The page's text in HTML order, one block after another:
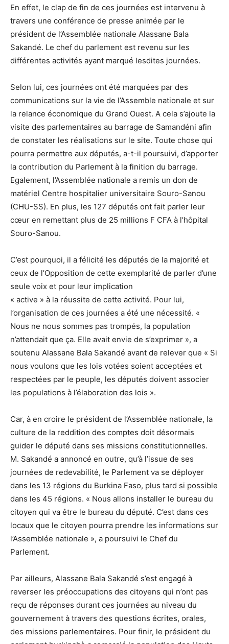
En effet, le clap de fin de ces journées est intervenu à
travers une conférence de presse animée par le
président de l’Assemblée nationale Alassane Bala
Sakandé. Le chef du parlement est revenu sur les
différentes activités ayant marqué lesdites journées.
Selon lui, ces journées ont été marquées par des
communications sur la vie de l’Assemble nationale et sur
la relance économique du Grand Ouest. A cela s’ajoute la
visite des parlementaires au barrage de Samandéni afin
de constater les réalisations sur le site. Toute chose qui
pourra permettre aux députés, a-t-il poursuivi, d’apporter
la contribution du Parlement à la finition du barrage.
Egalement, l’Assemblée nationale a remis un don de
matériel Centre hospitalier universitaire Souro-Sanou
(CHU-SS). En plus, les 127 députés ont fait parler leur
cœur en remettant plus de 25 millions F CFA à l’hôpital
Souro-Sanou.
C’est pourquoi, il a félicité les députés de la majorité et
ceux de l’Opposition de cette exemplarité de parler d’une
seule voix et pour leur implication
« active » à la réussite de cette activité. Pour lui,
l’organisation de ces journées a été une nécessité. «
Nous ne nous sommes pas trompés, la population
n’attendait que ça. Elle avait envie de s’exprimer », a
soutenu Alassane Bala Sakandé avant de relever que « Si
nous voulons que les lois votées soient acceptées et
respectées par le peuple, les députés doivent associer
les populations à l’élaboration des lois ».
Car, à en croire le président de l’Assemblée nationale, la
culture de la reddition des comptes doit désormais
guider le député dans ses missions constitutionnelles.
M. Sakandé a annoncé en outre, qu’à l’issue de ses
journées de redevabilité, le Parlement va se déployer
dans les 13 régions du Burkina Faso, plus tard si possible
dans les 45 régions. « Nous allons installer le bureau du
citoyen qui va être le bureau du député. C’est dans ces
locaux que le citoyen pourra prendre les informations sur
l’Assemblée nationale », a poursuivi le Chef du
Parlement.
Par ailleurs, Alassane Bala Sakandé s’est engagé à
reverser les préoccupations des citoyens qui n’ont pas
reçu de réponses durant ces journées au niveau du
gouvernement à travers des questions écrites, orales,
des missions parlementaires. Pour finir, le président du